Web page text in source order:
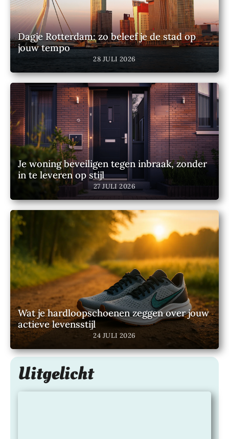
Dagje Rotterdam: zo beleef je de stad op
jouw tempo
28 JULI 2026
Je woning beveiligen tegen inbraak, zonder
in te leveren op stijl
27 JULI 2026
Wat je hardloopschoenen zeggen over jouw
actieve levensstijl
24 JULI 2026
Uitgelicht